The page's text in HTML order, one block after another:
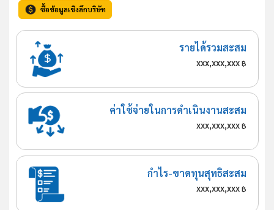
ซื้อข้อมูลเชิงลึกบริษัท
รายได้รวมสะสม
xxx,xxx,xxx฿
ค่าใช้จ่ายในการดำเนินงานสะสม
xxx,xxx,xxx฿
กำไร-ขาดทุนสุทธิสะสม
xxx,xxx,xxx฿